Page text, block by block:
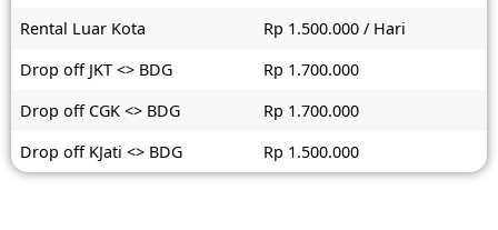
Rental Luar Kota
Rp 1.500.000 / Hari
Drop off JKT <> BDG
Rp 1.700.000
Drop off CGK <> BDG
Rp 1.700.000
Drop off KJati <> BDG
Rp 1.500.000